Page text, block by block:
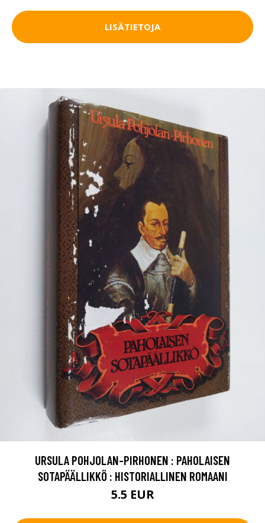
LISÄTIETOJA
URSULA POHJOLAN-PIRHONEN : PAHOLAISEN
SOTAPÄÄLLIKKÖ : HISTORIALLINEN ROMAANI
5.5 EUR